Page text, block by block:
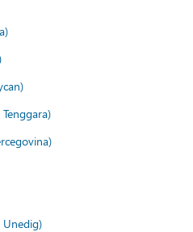
Unedig)